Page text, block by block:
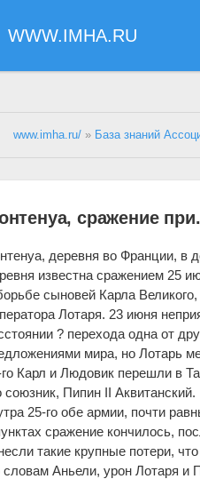
WWW.IMHA.RU
www.imha.ru/ » База знаний
сражение
деревня во Франции, в
известна сражением 25
сыновей Карла
Лотаря. 23 июня
? перехода одна от
мира, но Лотарь
го Карл и Людовик перешли в
союзник, Пипин II Аквитанский.
25-го обе армии, почти
сражение кончилось,
такие крупные потери,
Аньели, урон Лотаря и